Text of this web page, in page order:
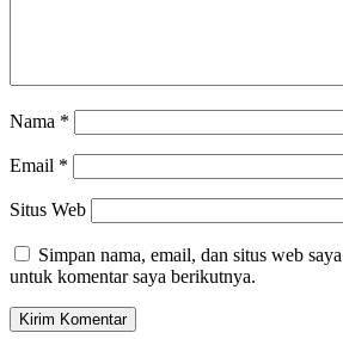
Nama *
Email *
Situs Web
Simpan nama, email, dan situs web
untuk komentar saya berikutnya.